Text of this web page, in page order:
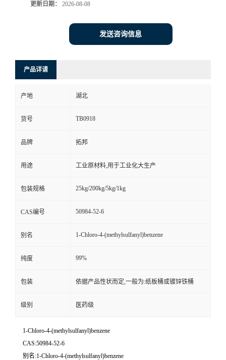
更新日期： 2026-08-08
发送咨询信息
产品详请
产地 湖北
货号 TB0918
品牌 拓邦
用途 工业原材料,用于工业化大生产
包装规格 25kg/200kg/5kg/1kg
CAS编号 50984-52-6
别名 1-Chloro-4-(methylsulfanyl)benzene
纯度 99%
包装 依据产品性状而定,一般为:纸板桶或镀锌铁桶
级别 医药级
1-Chloro-4-(methylsulfanyl)benzene
CAS:50984-52-6
别名:1-Chloro-4-(methylsulfanyl)benzene